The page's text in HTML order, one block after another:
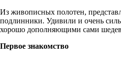
Из живописных полотен,
подлинники. Удивили и очень
хорошо дополняющими сами
Первое знакомство